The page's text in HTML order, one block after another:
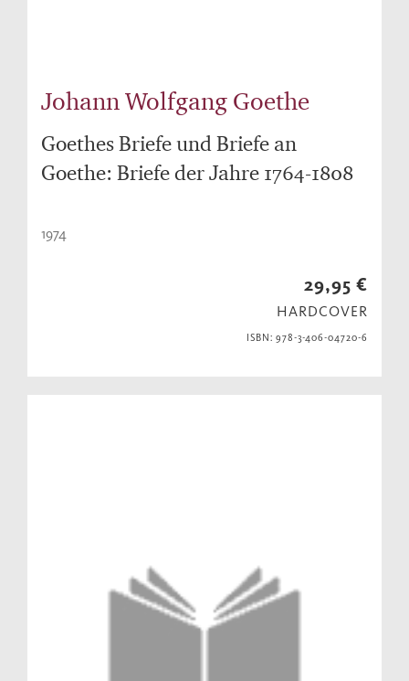
Johann Wolfgang Goethe
Goethes Briefe und Briefe an
Goethe: Briefe der Jahre 1764-1808
1974
29,95 €
HARDCOVER
ISBN: 978-3-406-04720-6